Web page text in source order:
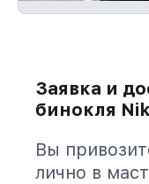
Заявка и
бинокля
Вы
лично в